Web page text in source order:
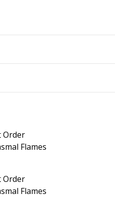
Order
Flames
Order
Flames